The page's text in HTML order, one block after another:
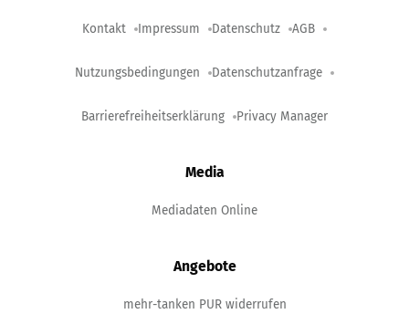
Kontakt Impressum Datenschutz AGB
Nutzungsbedingungen Datenschutzanfrage
Barrierefreiheitserklärung Privacy Manager
Media
Mediadaten Online
Angebote
mehr-tanken PUR widerrufen